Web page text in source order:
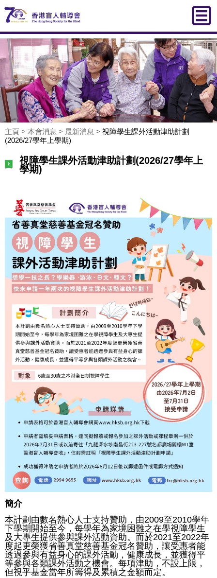
主頁 > 本會消息 > 最新消息 > 視障學生課外活動津助計劃
(2026/27學年上學期)
視障學生課外活動津助計劃(2026/27學年上
學期)
簡介
本計劃由數名熱心人士支持贊助，由2009至2010學年
下學期開始至今，每學年為家境困難之在學視障學生
及大專生提供參與課外活動資助。而於2021至2022年
度起更榮獲省善真堂慈善基金冠名贊助，讓受惠者能
透過參與有益身心的課外活動，健康成長，並獲得平
等參與各類課外活動之機會。每項津助，不設上限，
但視乎基金當年所籌得及累積之金額而定。